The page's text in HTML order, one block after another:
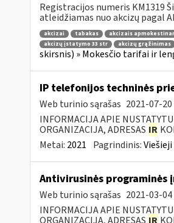
Registracijos numeris KM1319
atleidžiamas nuo akcizų pagal
akcizai tabakas akcizais
akcizų įstatymo 33 str
akcizų grąžinimas
skirsnis) » Mokesčio tarifai ir
IP telefonijos techninės
Web turinio sąrašas 2021-07-20
INFORMACIJA APIE
ORGANIZACIJA, ADRESAS IR
Metai: 2021 Pagrindinis:
Antivirusinės programinės
Web turinio sąrašas 2021-03-04
INFORMACIJA APIE